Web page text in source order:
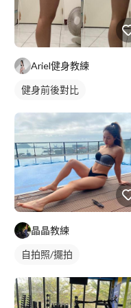
Ariel健身教練
健身前後對比
晶晶教練
自拍照/擺拍